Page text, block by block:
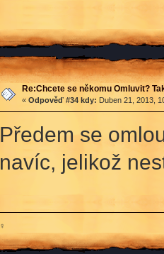
Re:Chcete se někomu Omluvit?
« Odpověď #34 kdy: Duben 21, 2013,
Předem se
navíc, jelikož
♀